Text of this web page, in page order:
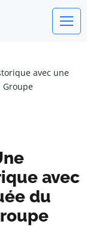
avec une
avec
du